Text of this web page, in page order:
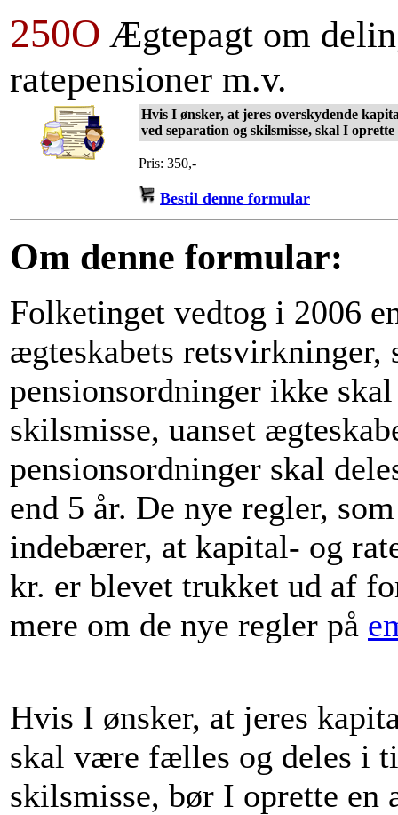
250O Ægtepagt om
ratepensioner m.v.
Hvis I ønsker, at jeres overskydende
ved separation og skilsmisse, skal I
Pris: 350,-
Bestil denne formular
Om denne formular:
Folketinget vedtog i 2006
ægteskabets
pensionsordninger ikke
skilsmisse, uanset
pensionsordninger skal
end 5 år. De nye regler,
indebærer, at kapital- og
kr. er blevet trukket ud af
mere om de nye regler på
Hvis I ønsker, at jeres
skal være fælles og deles i
skilsmisse, bør I oprette